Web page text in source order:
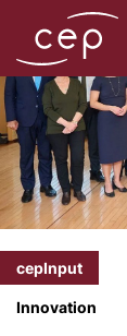
cepInput
Innovation